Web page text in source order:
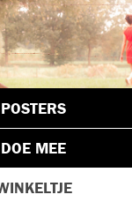
POSTERS
DOE MEE